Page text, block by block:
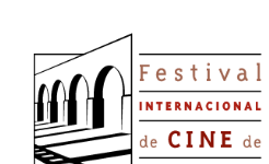
contenido
principal